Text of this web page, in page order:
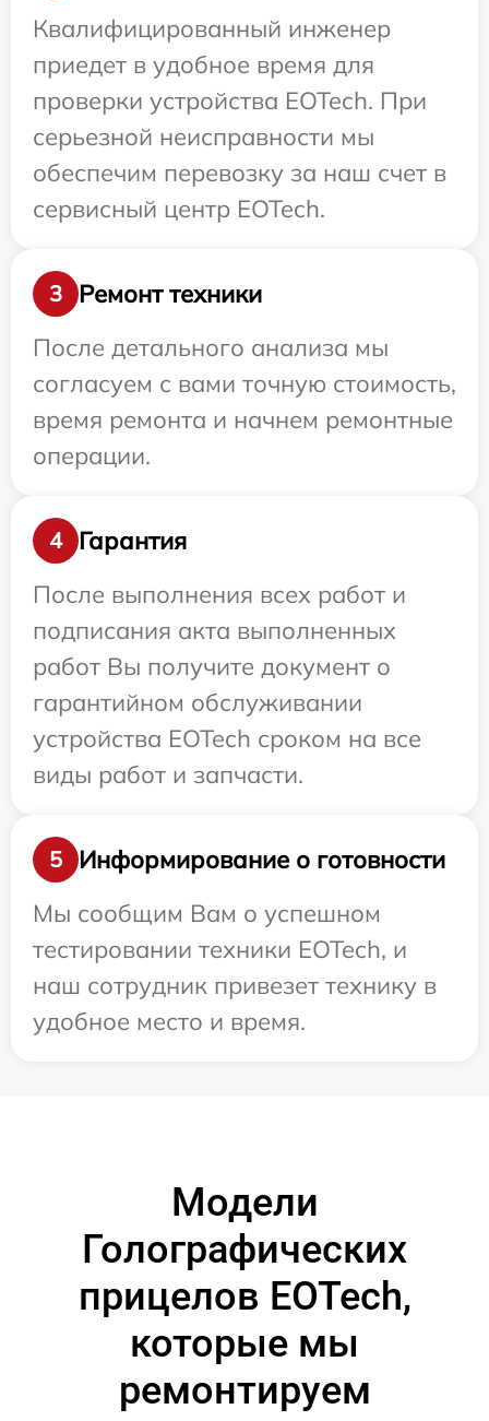
Квалифицированный инженер
приедет в удобное время для
проверки устройства EOTech. При
серьезной неисправности мы
обеспечим перевозку за наш счет в
сервисный центр EOTech.
3
Ремонт техники
После детального анализа мы
согласуем с вами точную стоимость,
время ремонта и начнем ремонтные
операции.
4
Гарантия
После выполнения всех работ и
подписания акта выполненных
работ Вы получите документ о
гарантийном обслуживании
устройства EOTech сроком на все
виды работ и запчасти.
5
Информирование о готовности
Мы сообщим Вам о успешном
тестировании техники EOTech, и
наш сотрудник привезет технику в
удобное место и время.
Модели
Голографических
прицелов EOTech,
которые мы
ремонтируем